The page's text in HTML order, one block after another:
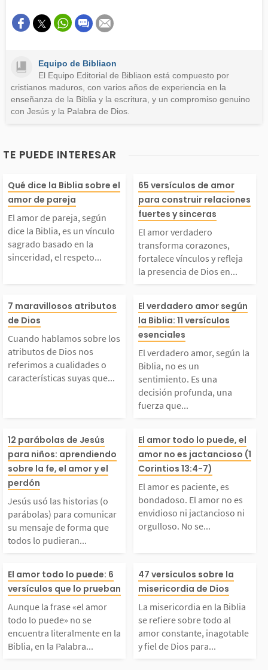
Este contenido contiene información incorrecta
Otro
Equipo de Bibliaon
El Equipo Editorial de Bibliaon está compuesto por
cristianos maduros, con varios años de experiencia en la
enseñanza de la Biblia y la escritura, y un compromiso genuino
con Jesús y la Palabra de Dios.
TE PUEDE INTERESAR
amor de pareja, se
dice la Biblia, es
vínculo sagrado ba
en la sinceridad,
respeto y la entrega
Dios nos llama
amar de forma genu
Qué dice la Biblia sobre el
amor de pareja
El amor de pareja, según
dice la Biblia, es un vínculo
sagrado basado en la
sinceridad, el respeto...
El amor
nsforma
rtalece
eja la
os en nuestras
En cada
de la amistad
l...
65 versículos de amor
para construir relaciones
fuertes y sinceras
El amor verdadero
transforma corazones,
fortalece vínculos y refleja
la presencia de Dios en...
hablamos sob
los atributos de Dio
nos referimos a cual
o característic
suyas que nos ayud
a entender cómo es
pues definen su...
7 maravillosos atributos
de Dios
Cuando hablamos sobre los
atributos de Dios nos
referimos a cualidades o
características suyas que...
El verdadero
gún la Biblia,
n sentimiento.
decisión
a fuerza que
rigen en Dios,
él es amor, tal
ice...
El verdadero amor según
la Biblia: 11 versículos
esenciales
El verdadero amor, según la
Biblia, no es un
sentimiento. Es una
decisión profunda, una
fuerza que...
usó las historias
parábolas) para co
su mensaje d
forma que todos lo p
entender, hast
los niños como tú. A
él enseñó sobre...
12 parábolas de Jesús
para niños: aprendiendo
sobre la fe, el amor y el
perdón
Jesús usó las historias (o
parábolas) para comunicar
su mensaje de forma que
todos lo pudieran...
El amor es
s bondadoso.
no es
ancioso ni
No se
udeza, no es
no se enoja
e, no...
El amor todo lo puede, el
amor no es jactancioso (1
Corintios 13:4-7)
El amor es paciente, es
bondadoso. El amor no es
envidioso ni jactancioso ni
orgulloso. No se...
la frase «el a
todo lo puede» no
encuentra literalme
El amor todo lo puede: 6
versículos que lo prueban
Aunque la frase «el amor
todo lo puede» no se
encuentra literalmente en la
Biblia, en la Palabra...
La
Biblia se
todo al amor
47 versículos sobre la
misericordia de Dios
La misericordia en la Biblia
se refiere sobre todo al
amor constante, inagotable
y fiel de Dios para...